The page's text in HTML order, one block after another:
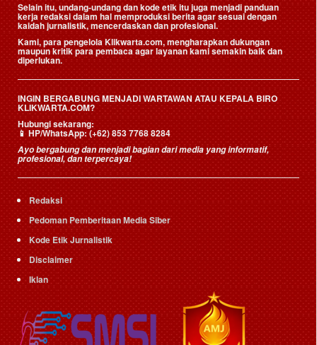
Selain itu, undang-undang dan kode etik itu juga menjadi panduan
kerja redaksi dalam hal memproduksi berita agar sesuai dengan
kaidah jurnalistik, mencerdaskan dan profesional.
Kami, para pengelola Klikwarta.com, mengharapkan dukungan
maupun kritik para pembaca agar layanan kami semakin baik dan
diperlukan.
INGIN BERGABUNG MENJADI WARTAWAN ATAU KEPALA BIRO
KLIKWARTA.COM?
Hubungi sekarang:
📱HP/WhatsApp:(+62) 853 7768 8284
Ayo bergabung dan menjadi bagian dari media yang informatif,
profesional, dan terpercaya!
Redaksi
Pedoman Pemberitaan Media Siber
Kode Etik Jurnalistik
Disclaimer
Iklan